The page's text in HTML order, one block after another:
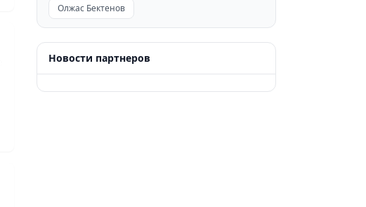
Олжас Бектенов
Новости партнеров